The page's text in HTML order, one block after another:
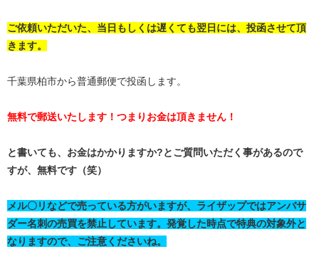
ご依頼いただいた、当日もしくは遅くても翌日には、投函させて頂
きます。
千葉県柏市から普通郵便で投函します。
無料で郵送いたします！つまりお金は頂きません！
と書いても、お金はかかりますか?とご質問いただく事があるので
すが、無料です（笑）
メル〇リなどで売っている方がいますが、ライザップではアンバサ
ダー名刺の売買を禁止しています。発覚した時点で特典の対象外と
なりますので、ご注意くださいね。